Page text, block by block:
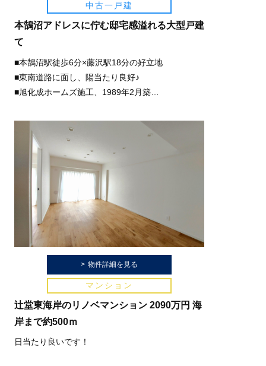
中古一戸建
本鵠沼アドレスに佇む邸宅感溢れる大型戸建
て
■本鵠沼駅徒歩6分×藤沢駅18分の好立地
■東南道路に面し、陽当たり良好♪
■旭化成ホームズ施工、1989年2月築
の変更も可能です。
■ライフスタイルに合わせたリフォームプランもご
提案可能です。
■車好きの方にも嬉しい、並列2台駐車可能なガレ
■鵠沼小学校まで徒歩6分×鵠沼中学校まで徒歩7分♪
■鵠沼の閑静な高台、ハザードエリア外の安心の住
環境。
物件詳細を見る
マンション
辻堂東海岸のリノベマンション 2090万円 海
岸まで約500ｍ
日当たり良いです！